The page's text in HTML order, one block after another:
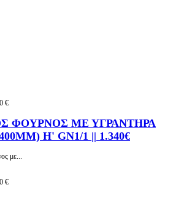
€
ΦΟΥΡΝΟΣ ΜΕ ΥΓΡΑΝΤΗΡΑ
Η' GN1/1 || 1.340€
με...
€